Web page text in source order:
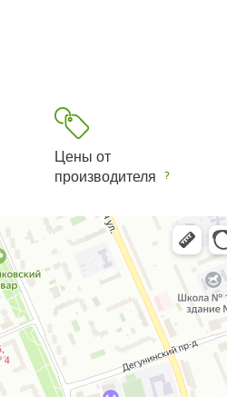
Цены от
производителя